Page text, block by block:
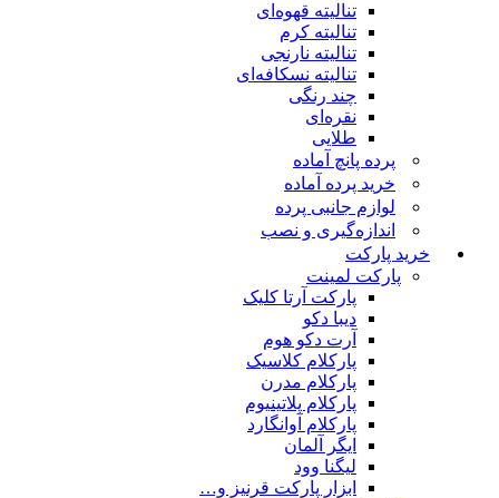
تنالیته قهوه‌ای
تنالیته کرم
تنالیته نارنجی
تنالیته نسکافه‌ای
چند رنگی
نقره‌ای
طلایی
پرده پانچ آماده
خرید پرده آماده
لوازم جانبی پرده
اندازه‌گیری و نصب
خرید پارکت
پارکت لمینت
پارکت آرتا کلیک
دیبا دکو
آرت دکو هوم
پارکلام کلاسیک
پارکلام مدرن
پارکلام پلاتینیوم
پارکلام آوانگارد
ایگر آلمان
لیگنا وود
ابزار پارکت قرنیز و…